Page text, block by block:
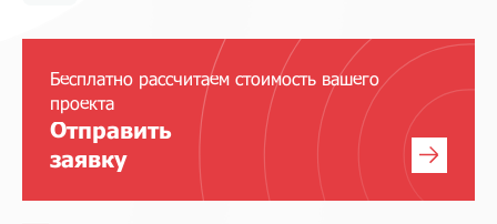
Бесплатно рассчитаем стоимость вашего
проекта
Отправить
заявку